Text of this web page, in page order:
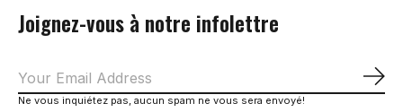
Joignez-vous à notre infolettre
Ne vous inquiétez pas, aucun spam ne vous sera envoyé!